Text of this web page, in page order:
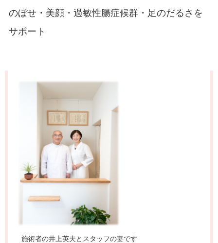
のぼせ・美顔・過敏性腸症候群・足のだるさを
サポート
施術者の井上英夫とスタッフの妻です